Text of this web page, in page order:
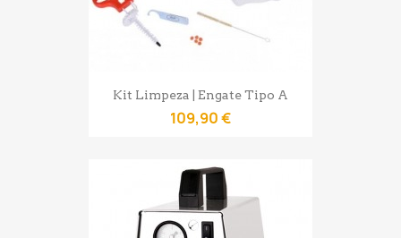
Kit Limpeza | Engate Tipo A
109,90 €